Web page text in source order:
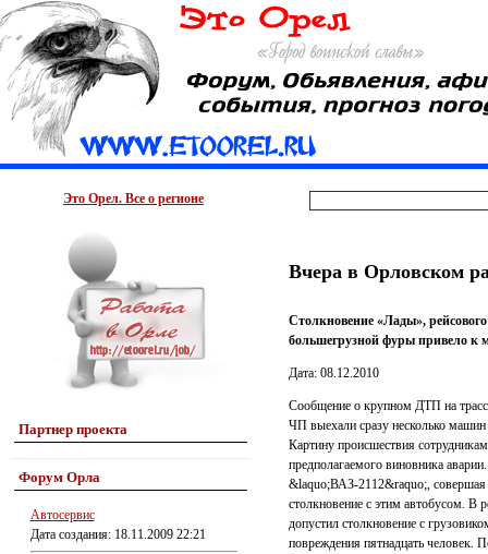
Это Орел. Все о регионе
Партнер проекта
Форум Орла
Автосервис
Дата создания: 18.11.2009 22:21
Вчера в Орловском
Столкновение «Лады»,
большегрузной фуры привело к
Дата: 08.12.2010
Сообщение о крупном ДТП на
ЧП выехали сразу несколько
Картину происшествия
предполагаемого виновника
&laquo;ВАЗ-2112&raquo;, совершая
столкновение с этим автобусом. В
допустил столкновение с
повреждения пятнадцать человек.